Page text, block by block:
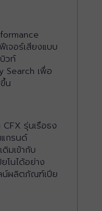
เจอร์เสียงแบบ
วท์
Search เพื่อ
น
รุ่นเรือธง
กรนด์
มเข้ากับ
โนได้อย่าง
น์ผลิตภัณฑ์เปีย